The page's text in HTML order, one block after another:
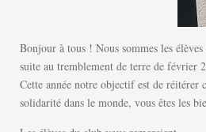
Bonjour à tous ! Nous sommes les
suite au tremblement de terre de février
Cette année notre objectif est de
solidarité dans le monde, vous êtes les